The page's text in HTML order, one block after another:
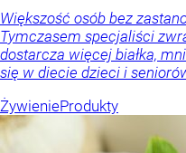
Większość osób bez
Tymczasem specjaliści
dostarcza więcej białka,
się w diecie dzieci i
ŻywienieProdukty